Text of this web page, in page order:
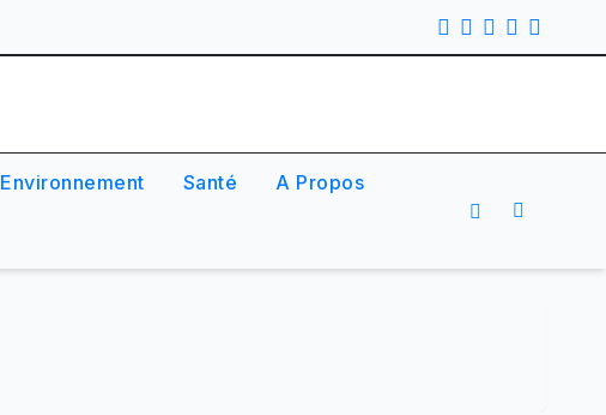
Environnement Santé A Propos